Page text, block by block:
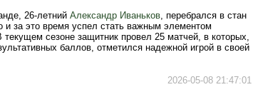
26-летний Александр Иваньков, перебрался в стан
и за это время успел стать важным элементом
сезоне защитник провел 25 матчей, в которых,
баллов, отметился надежной игрой в своей
2026-05-08 21:47:01